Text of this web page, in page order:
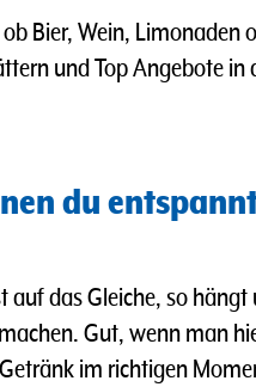
Bier, Wein, Limonaden
und Top Angebote in
du
das Gleiche, so hängt
Gut, wenn man
im richtigen